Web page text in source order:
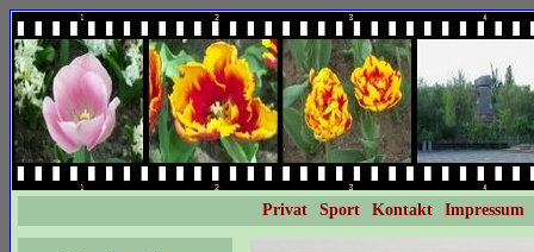
Privat Sport Kontakt Impressum